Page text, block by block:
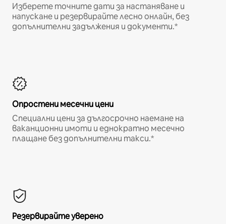
Изберете точните дати за настаняване и
напускане и резервирайте лесно онлайн, без
допълнителни задължения и документи.*
Опростени месечни цени
Специални цени за дългосрочно наемане на
ваканционни имоти и еднократно месечно
плащане без допълнителни такси.*
Резервирайте уверено